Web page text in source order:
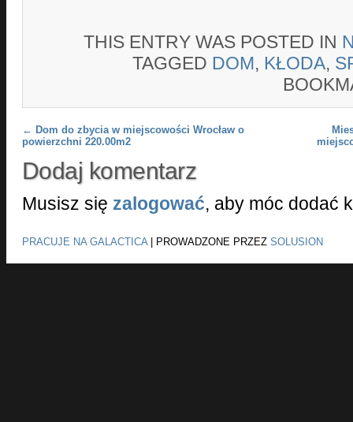
THIS ENTRY WAS POSTED IN
TAGGED DOM, KŁODA,
Post navigation
← Dom do zbycia w miejscowości Wrocław o
powierzchni 220.00m2
Dodaj komentarz
Musisz się zalogować, aby móc dodać
PRACUJE NA GALACTICA| PROWADZONE PRZEZ SOLUSION